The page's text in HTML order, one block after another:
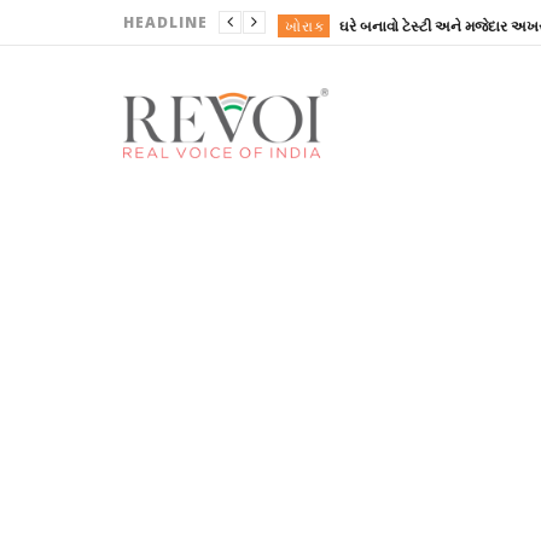
HEADLINE ખોરાક ઘરે બનાવો ટેસ્ટી અને મજેદાર
ગુજરાત
ગુજરાત